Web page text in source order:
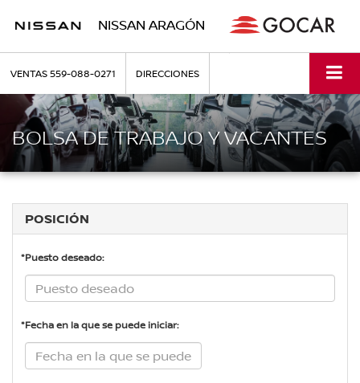
NISSAN ARAGÓN
VENTAS559-088-0271 DIRECCIONES
BOLSA DE TRABAJO Y VACANTES
POSICIÓN
*Puesto deseado:
*Fecha en la que se puede iniciar: